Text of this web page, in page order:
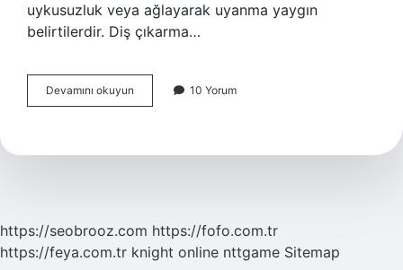
uykusuzluk veya ağlayarak uyanma yaygın
belirtilerdir. Diş çıkarma…
Devamını okuyun
Çıkaran
Ağlar
10 Yorum
https://seobrooz.com https://fofo.com.tr
https://feya.com.tr knight online nttgame Sitemap